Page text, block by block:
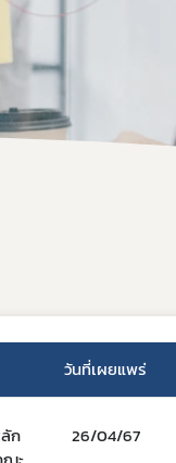
วันที่เผยแพร่
ก
26/04/67